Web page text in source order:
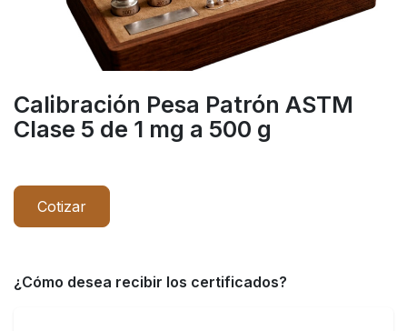
Calibración Pesa Patrón ASTM
Clase 5 de 1 mg a 500 g
Cotizar
¿Cómo desea recibir los certificados?